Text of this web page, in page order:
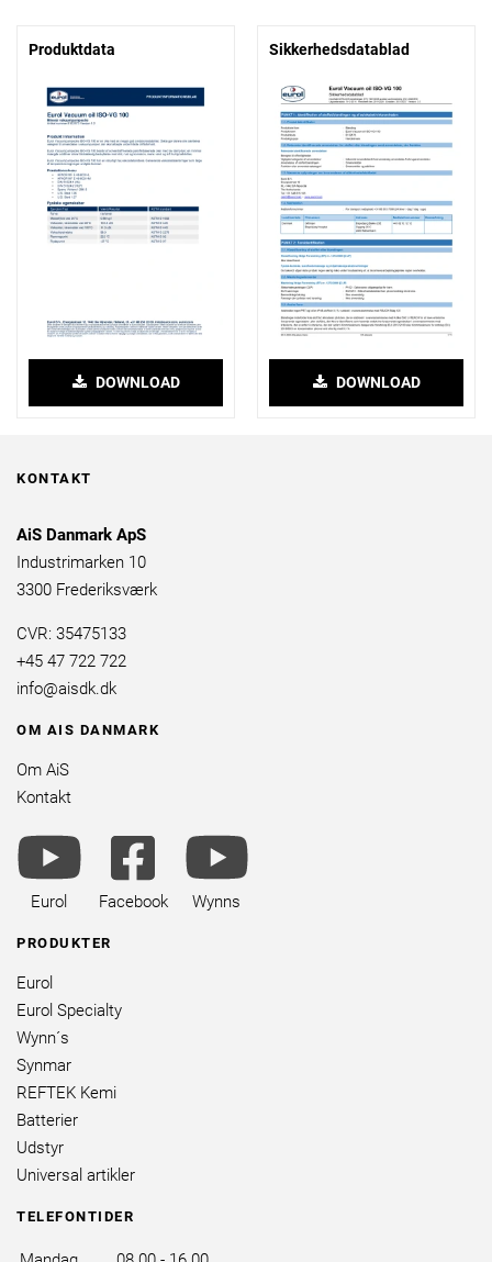
Produktdata
DOWNLOAD
Sikkerhedsdatablad
DOWNLOAD
KONTAKT
AiS Danmark ApS
Industrimarken 10
3300 Frederiksværk
CVR: 35475133
+45 47 722 722
info@aisdk.dk
OM AIS DANMARK
Om AiS
Kontakt
youtube
brands
Eurol
facebook
square
brands
Facebook
Wynns
PRODUKTER
Eurol
Eurol Specialty
Wynn´s
Synmar
REFTEK Kemi
Batterier
Udstyr
Universal artikler
TELEFONTIDER